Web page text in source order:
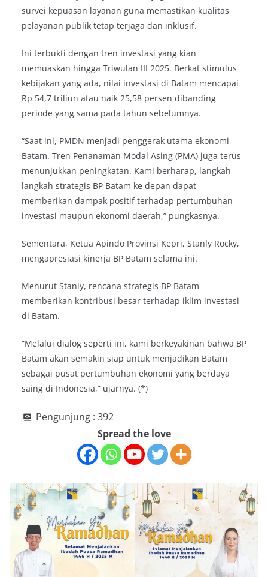
survei kepuasan layanan guna memastikan kualitas
pelayanan publik tetap terjaga dan inklusif.
Ini terbukti dengan tren investasi yang kian
memuaskan hingga Triwulan III 2025. Berkat stimulus
kebijakan yang ada, nilai investasi di Batam mencapai
Rp 54,7 triliun atau naik 25,58 persen dibanding
periode yang sama pada tahun sebelumnya.
“Saat ini, PMDN menjadi penggerak utama ekonomi
Batam. Tren Penanaman Modal Asing (PMA) juga terus
menunjukkan peningkatan. Kami berharap, langkah-
langkah strategis BP Batam ke depan dapat
memberikan dampak positif terhadap pertumbuhan
investasi maupun ekonomi daerah,” pungkasnya.
Sementara, Ketua Apindo Provinsi Kepri, Stanly Rocky,
mengapresiasi kinerja BP Batam selama ini.
Menurut Stanly, rencana strategis BP Batam
memberikan kontribusi besar terhadap iklim investasi
di Batam.
“Melalui dialog seperti ini, kami berkeyakinan bahwa BP
Batam akan semakin siap untuk menjadikan Batam
sebagai pusat pertumbuhan ekonomi yang berdaya
saing di Indonesia,” ujarnya. (*)
Pengunjung : 392
Spread the love